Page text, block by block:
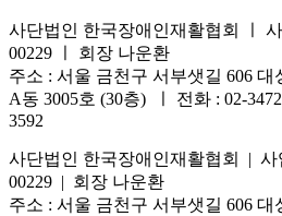
사단법인 한국장애인재활협회 ㅣ
00229 ㅣ 회장 나운환
주소 : 서울 금천구 서부샛길 606
A동 3005호 (30층) ㅣ 전화 : 02-
3592
사단법인 한국장애인재활협회 | 사
00229 | 회장 나운환
주소 : 서울 금천구 서부샛길 606